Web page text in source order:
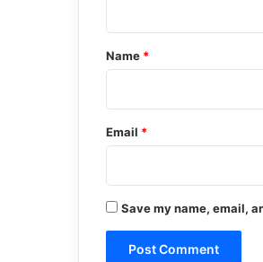
*
Name *
Email *
Save my name, email,